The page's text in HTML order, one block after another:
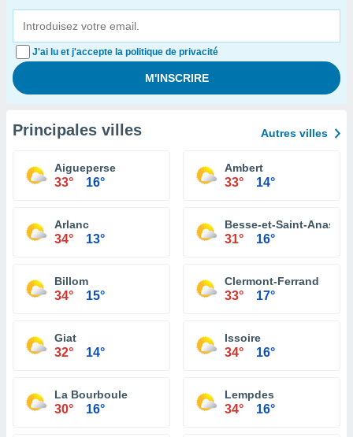
J'ai lu et j'accepte la politique de privacité
Principales villes Autres villes
Aigueperse
33° 16°
Ambert
33° 14°
Arlanc
34° 13°
Besse-et-Saint-
31° 16°
Billom
34° 15°
Clermont-Ferrand
33° 17°
Giat
32° 14°
Issoire
34° 16°
La Bourboule
30° 16°
Lempdes
34° 16°